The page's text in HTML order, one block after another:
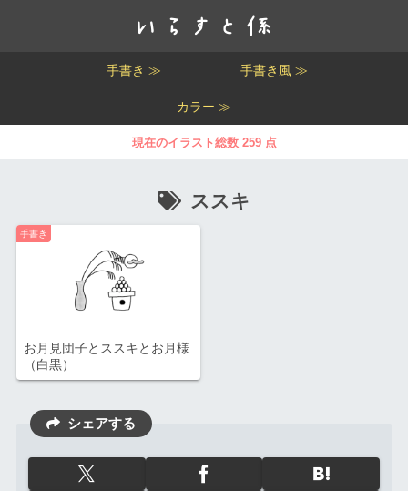
手書き ≫ 手書き風 ≫
カラー ≫
現在のイラスト総数 259 点
ススキ
手書き
お月見団子とススキとお月様
（白黒）
シェアする